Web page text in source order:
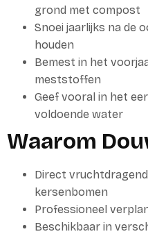
grond met compost
Snoei jaarlijks na de
houden
Bemest in het
meststoffen
Geef vooral in het
voldoende water
Waarom
Direct
kersenbomen
Professioneel
Beschikbaar in